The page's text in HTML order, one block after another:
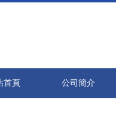
看免费,亚洲国产综合在一区,
首頁 公司簡介